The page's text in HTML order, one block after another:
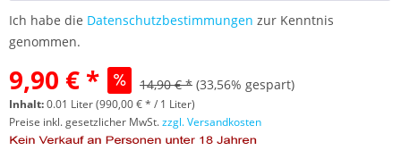
Ich habe die Datenschutzbestimmungen zur Kenntnis
genommen.
9,90 € * 14,90 € * (33,56% gespart)
Inhalt:0.01 Liter (990,00 € * / 1 Liter)
Preise inkl. gesetzlicher MwSt.zzgl. Versandkosten